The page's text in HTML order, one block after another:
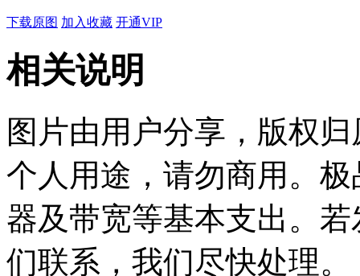
下载原图 加入收藏 开通VIP
相关说明
图片由用户分享，版权
个人用途，请勿商用。
器及带宽等基本支出。
们联系，我们尽快处理。